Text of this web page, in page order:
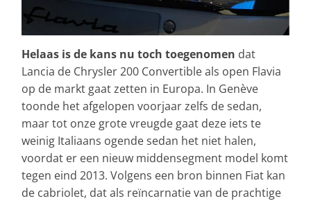
Helaas is de kans nu toch toegenomen dat
Lancia de Chrysler 200 Convertible als open Flavia
op de markt gaat zetten in Europa. In Genève
toonde het afgelopen voorjaar zelfs de sedan,
maar tot onze grote vreugde gaat deze iets te
weinig Italiaans ogende sedan het niet halen,
voordat er een nieuw middensegment model komt
tegen eind 2013. Volgens een bron binnen Fiat kan
de cabriolet, dat als reïncarnatie van de prachtige